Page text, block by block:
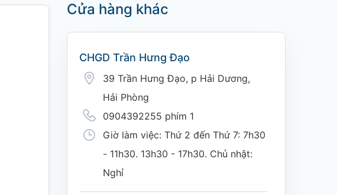
Cửa hàng khác
CHGD Trần Hưng Đạo
39 Trần Hưng Đạo, p Hải Dương,
Hải Phòng
0904392255 phím 1
Giờ làm việc: Thứ 2 đến Thứ 7: 7h30
- 11h30. 13h30 - 17h30. Chủ nhật:
Nghỉ